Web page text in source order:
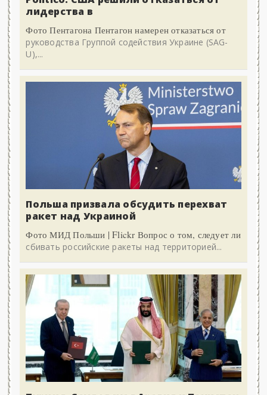
лидерства в
Фото Пентагона Пентагон намерен отказаться от
руководства Группой содействия Украине (SAG-
U),...
Польша призвала обсудить перехват
ракет над Украиной
Фото МИД Польши | Flickr Вопрос о том, следует ли
сбивать российские ракеты над территорией...